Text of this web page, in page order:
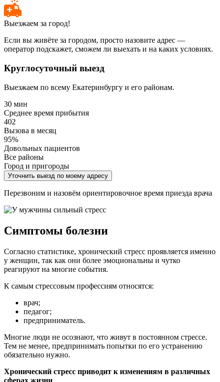
Выезжаем за город!
Если вы живёте за городом, просто назовите адрес —
оператор подскажет, сможем ли выехать и на каких условиях.
Круглосуточный выезд
Выезжаем по всему Екатеринбургу и его районам.
30 мин
Среднее время прибытия
402
Вызова в месяц
95%
Довольных пациентов
Все районы
Город и пригороды
Уточнить выезд по моему адресу
Перезвоним и назовём ориентировочное время приезда врача
Симптомы болезни
Согласно статистике, хронический стресс проявляется именно
у женщин, так как они более эмоциональны и чутко
реагируют на многие события.
К самым стрессовым профессиям относятся:
врач;
педагог;
предприниматель.
Многие люди не осознают, что живут в постоянном стрессе.
Тем не менее, предпринимать попытки по его устранению
обязательно нужно.
Хронический стресс приводит к изменениям в различных
сферах жизни.